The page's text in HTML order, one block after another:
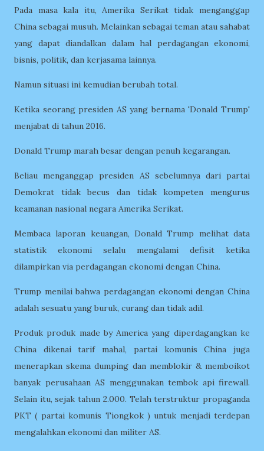
Pada masa kala itu, Amerika Serikat tidak menganggap
China sebagai musuh. Melainkan sebagai teman atau sahabat
yang dapat diandalkan dalam hal perdagangan ekonomi,
bisnis, politik, dan kerjasama lainnya.
Namun situasi ini kemudian berubah total.
Ketika seorang presiden AS yang bernama 'Donald Trump'
menjabat di tahun 2016.
Donald Trump marah besar dengan penuh kegarangan.
Beliau menganggap presiden AS sebelumnya dari partai
Demokrat tidak becus dan tidak kompeten mengurus
keamanan nasional negara Amerika Serikat.
Membaca laporan keuangan, Donald Trump melihat data
statistik ekonomi selalu mengalami defisit ketika
dilampirkan via perdagangan ekonomi dengan China.
Trump menilai bahwa perdagangan ekonomi dengan China
adalah sesuatu yang buruk, curang dan tidak adil.
Produk produk made by America yang diperdagangkan ke
China dikenai tarif mahal, partai komunis China juga
menerapkan skema dumping dan memblokir & memboikot
banyak perusahaan AS menggunakan tembok api firewall.
Selain itu, sejak tahun 2.000. Telah terstruktur propaganda
PKT ( partai komunis Tiongkok ) untuk menjadi terdepan
mengalahkan ekonomi dan militer AS.